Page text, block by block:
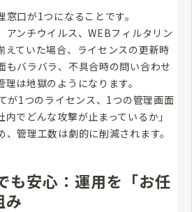
口が1つになることです。
アンチウイルス、WEBフィルタリン
えていた場合、ライセンスの更新時
もバラバラ、不具合時の問い合わせ
は地獄のようになります。
が1つのライセンス、1つの管理画面
でどんな攻撃が止まっているか」
管理工数は劇的に削減されます。
も安心：運用を「お任
み